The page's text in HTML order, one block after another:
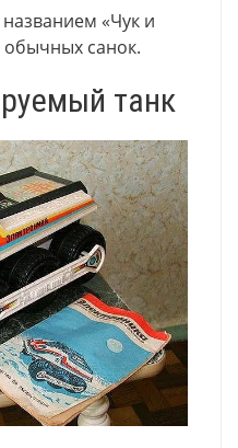
«Чук и
обычных санок.
танк